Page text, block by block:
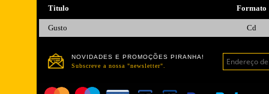
Titulo Formato
Gusto Cd
NOVIDADES E PROMOÇÕES PIRANHA!
Subscreve a nossa "newsletter".